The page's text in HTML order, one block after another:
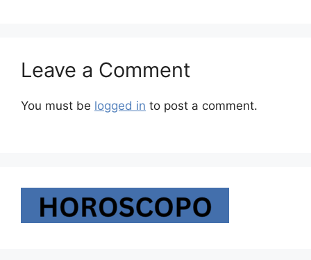
Leave a Comment
You must be logged in to post a comment.